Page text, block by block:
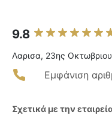
9.8
Λαρισα, 23ης
Εμφάνιση
Σχετικά με την